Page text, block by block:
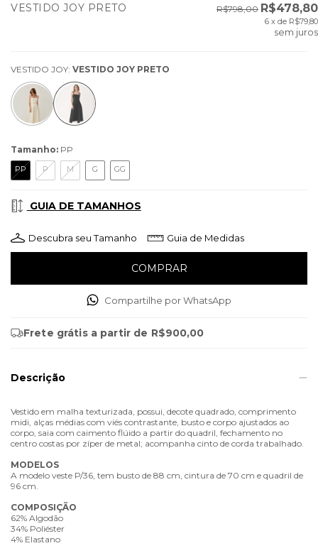
VESTIDO JOY PRETO R$798,00 R$478,80
6 x de R$79,80
sem juros
VESTIDO JOY: VESTIDO JOY PRETO
Tamanho: PP
PP P M G GG
GUIA DE TAMANHOS
Descubra seu Tamanho Guia de Medidas
Compartilhe por WhatsApp
Frete grátis a partir de R$900,00
Descrição
Vestido em malha texturizada, possui, decote quadrado, comprimento
midi, alças médias com viés contrastante, busto e corpo ajustados ao
corpo, saia com caimento flúido a partir do quadril, fechamento no
centro costas por zíper de metal; acompanha cinto de corda trabalhado.
MODELOS
A modelo veste P/36, tem busto de 88 cm, cintura de 70 cm e quadril de
96 cm.
COMPOSIÇÃO
62% Algodão
34% Poliéster
4% Elastano